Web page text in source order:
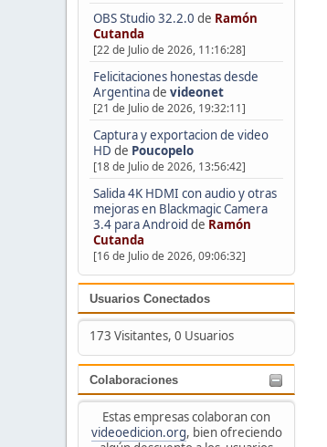
OBS Studio 32.2.0 de Ramón
Cutanda
[22 de Julio de 2026, 11:16:28]
Felicitaciones honestas desde
Argentinade videonet
[21 de Julio de 2026, 19:32:11]
Captura y exportacion de video
HD de Poucopelo
[18 de Julio de 2026, 13:56:42]
Salida 4K HDMI con audio y otras
mejoras en Blackmagic Camera
3.4 para Android de Ramón
Cutanda
[16 de Julio de 2026, 09:06:32]
Usuarios Conectados
173 Visitantes, 0 Usuarios
Colaboraciones
Estas empresas colaboran con
videoedicion.org, bien ofreciendo